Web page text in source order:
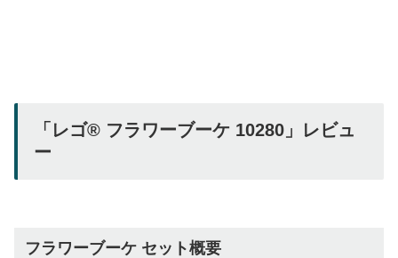
「レゴ® フラワーブーケ 10280」レビュ
ー
フラワーブーケ セット概要